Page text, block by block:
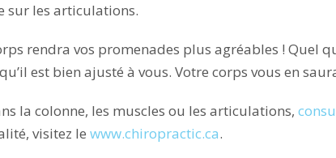
sur les articulations.
rendra vos promenades plus agréables ! Quel
est bien ajusté à vous. Votre corps vous en
la colonne, les muscles ou les articulations,
visitez le www.chiropractic.ca.